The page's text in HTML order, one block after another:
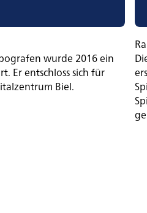
wurde 2016 ein
Er entschloss sich für
Biel.